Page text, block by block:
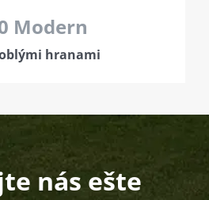
Modern
hranami
nás ešte